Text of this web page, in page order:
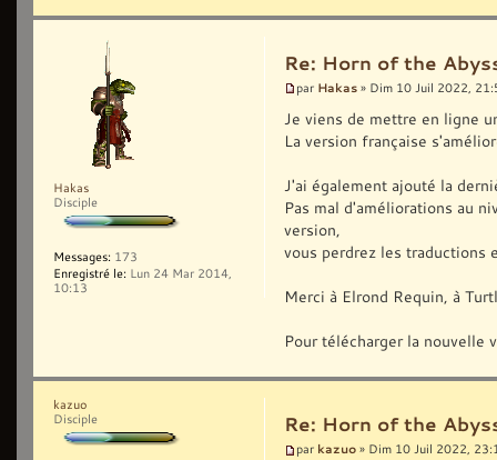
Re: Horn of the
par Hakas » Dim 10 Juil 2022,
Je viens de mettre en ligne
La version française
J'ai également ajouté la
Pas mal d'améliorations au
version,
vous perdrez les traductions
Merci à Elrond Requin, à
Pour télécharger la
Hakas
Disciple
Messages: 173
Enregistré le: Lun 24 Mar 2014,
10:13
Re: Horn of the
par kazuo » Dim 10 Juil 2022,
kazuo
Disciple